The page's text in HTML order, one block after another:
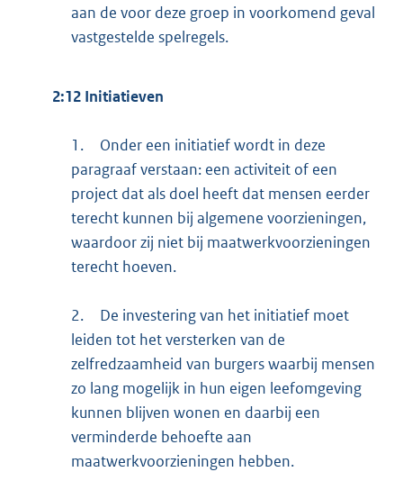
aan de voor deze groep in voorkomend geval
vastgestelde spelregels.
2:12 Initiatieven
1.
Onder een initiatief wordt in deze
paragraaf verstaan: een activiteit of een
project dat als doel heeft dat mensen eerder
terecht kunnen bij algemene voorzieningen,
waardoor zij niet bij maatwerkvoorzieningen
terecht hoeven.
2.
De investering van het initiatief moet
leiden tot het versterken van de
zelfredzaamheid van burgers waarbij mensen
zo lang mogelijk in hun eigen leefomgeving
kunnen blijven wonen en daarbij een
verminderde behoefte aan
maatwerkvoorzieningen hebben.